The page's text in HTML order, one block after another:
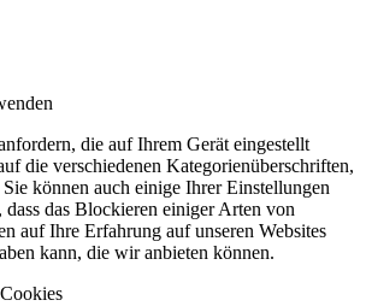
die auf Ihrem Gerät eingestellt
die verschiedenen Kategorienüberschriften,
können auch einige Ihrer Einstellungen
dass das Blockieren einiger Arten von
auf Ihre Erfahrung auf unseren Websites
kann, die wir anbieten können.